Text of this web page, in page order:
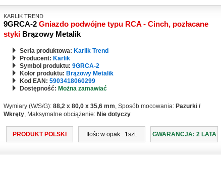
KARLIK TREND
9GRCA-2 Gniazdo podwójne typu RCA - Cinch, pozłacane
styki Brązowy Metalik
Seria produktowa: Karlik Trend
Producent: Karlik
Symbol produktu: 9GRCA-2
Kolor produktu: Brązowy Metalik
Kod EAN: 5903418060299
Dostępność: Można zamawiać
Wymiary (W/S/G): 88,2 x 80,0 x 35,6 mm, Sposób mocowania: Pazurki /
Wkręty, Maksymalne obciążenie: Nie dotyczy
PRODUKT POLSKI Ilośc w opak.: 1szt. GWARANCJA: 2 LATA